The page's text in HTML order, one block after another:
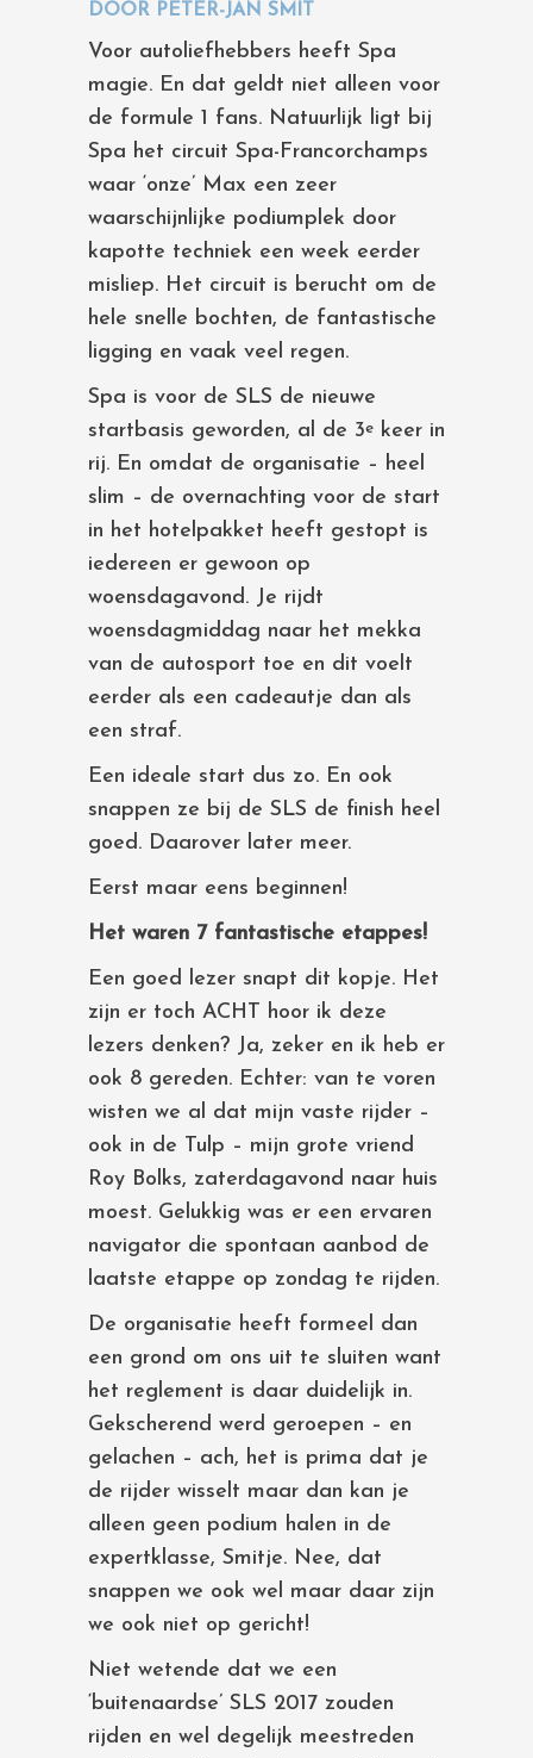
DOOR PETER-JAN SMIT
Voor autoliefhebbers heeft Spa
magie. En dat geldt niet alleen voor
de formule 1 fans. Natuurlijk ligt bij
Spa het circuit Spa-Francorchamps
waar ‘onze’ Max een zeer
waarschijnlijke podiumplek door
kapotte techniek een week eerder
misliep. Het circuit is berucht om de
hele snelle bochten, de fantastische
ligging en vaak veel regen.
Spa is voor de SLS de nieuwe
startbasis geworden, al de 3e keer in
rij. En omdat de organisatie – heel
slim – de overnachting voor de start
in het hotelpakket heeft gestopt is
iedereen er gewoon op
woensdagavond. Je rijdt
woensdagmiddag naar het mekka
van de autosport toe en dit voelt
eerder als een cadeautje dan als
een straf.
Een ideale start dus zo. En ook
snappen ze bij de SLS de finish heel
goed. Daarover later meer.
Eerst maar eens beginnen!
Het waren 7 fantastische etappes!
Een goed lezer snapt dit kopje. Het
zijn er toch ACHT hoor ik deze
lezers denken? Ja, zeker en ik heb er
ook 8 gereden. Echter: van te voren
wisten we al dat mijn vaste rijder –
ook in de Tulp – mijn grote vriend
Roy Bolks, zaterdagavond naar huis
moest. Gelukkig was er een ervaren
navigator die spontaan aanbod de
laatste etappe op zondag te rijden.
De organisatie heeft formeel dan
een grond om ons uit te sluiten want
het reglement is daar duidelijk in.
Gekscherend werd geroepen – en
gelachen – ach, het is prima dat je
de rijder wisselt maar dan kan je
alleen geen podium halen in de
expertklasse, Smitje. Nee, dat
snappen we ook wel maar daar zijn
we ook niet op gericht!
Niet wetende dat we een
‘buitenaardse’ SLS 2017 zouden
rijden en wel degelijk meestreden